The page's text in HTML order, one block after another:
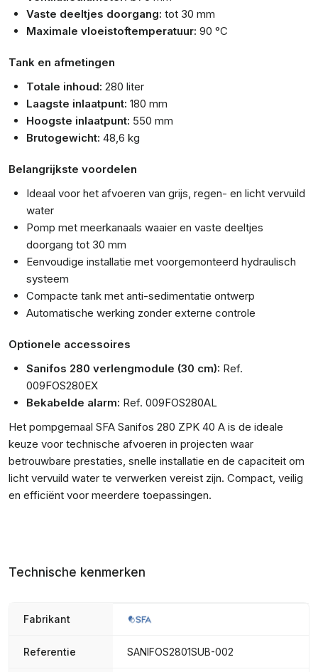
Vaste deeltjes doorgang: tot 30 mm
Maximale vloeistoftemperatuur: 90 °C
Tank en afmetingen
Totale inhoud: 280 liter
Laagste inlaatpunt: 180 mm
Hoogste inlaatpunt: 550 mm
Brutogewicht: 48,6 kg
Belangrijkste voordelen
Ideaal voor het afvoeren van grijs, regen- en licht vervuild
water
Pomp met meerkanaals waaier en vaste deeltjes
doorgang tot 30 mm
Eenvoudige installatie met voorgemonteerd hydraulisch
systeem
Compacte tank met anti-sedimentatie ontwerp
Automatische werking zonder externe controle
Optionele accessoires
Sanifos 280 verlengmodule (30 cm): Ref.
009FOS280EX
Bekabelde alarm: Ref. 009FOS280AL
Het pompgemaal SFA Sanifos 280 ZPK 40 A is de ideale
keuze voor technische afvoeren in projecten waar
betrouwbare prestaties, snelle installatie en de capaciteit om
licht vervuild water te verwerken vereist zijn. Compact, veilig
en efficiënt voor meerdere toepassingen.
Technische kenmerken
Fabrikant
Referentie SANIFOS2801SUB-002